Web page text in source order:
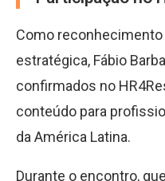
Como
estratégica, Fábio
confirmados no
conteúdo para
da América Latina.
Durante o encontro,